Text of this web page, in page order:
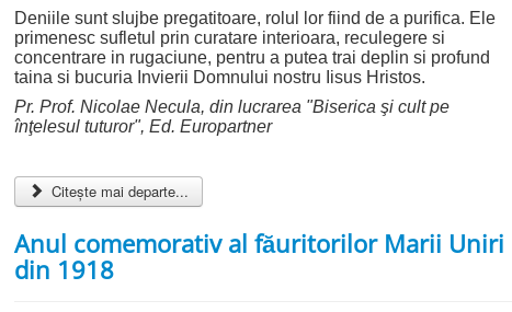
Deniile sunt slujbe pregatitoare, rolul lor fiind de a purifica. Ele
primenesc sufletul prin curatare interioara, reculegere si
concentrare in rugaciune, pentru a putea trai deplin si profund
taina si bucuria Invierii Domnului nostru Iisus Hristos.
Pr. Prof. Nicolae Necula, din lucrarea "Biserica şi cult pe
înţelesul tuturor", Ed. Europartner
Citește mai departe...
Anul comemorativ al făuritorilor Marii Uniri
din 1918